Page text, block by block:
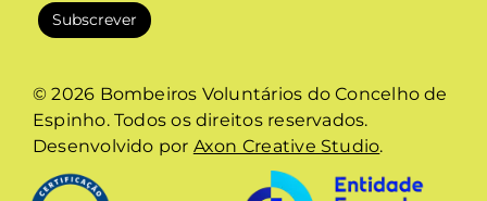
© 2026 Bombeiros Voluntários do Concelho de
Espinho. Todos os direitos reservados.
Desenvolvido por Axon Creative Studio.